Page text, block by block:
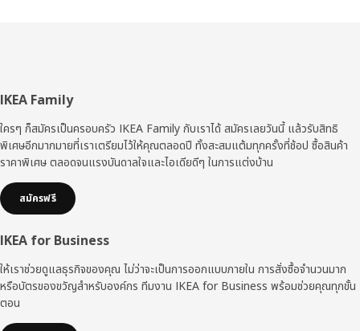
ส่วน
ท้าย
IKEA Family
ใครๆ ก็สมัครเป็นครอบครัว IKEA Family กับเราได้ สมัครเลยวันนี้ แล้วรับสิทธิ
พิเศษอีกมากมายที่เราเตรียมไว้ให้คุณตลอดปี ทั้งสะสมแต้มทุกครั้งที่ช้อป ซื้อสินค้า
ราคาพิเศษ ตลอดจนแรงบันดาลใจและไอเดียดีๆ ในการแต่งบ้าน
สมัครฟรี
IKEA for Business
ให้เราช่วยดูแลธุรกิจของคุณ ไม่ว่าจะเป็นการออกแบบภายใน การสั่งซื้อจำนวนมาก
หรือบัตรของขวัญสำหรับองค์กร ทีมงาน IKEA for Business พร้อมช่วยคุณทุกขั้น
ตอน